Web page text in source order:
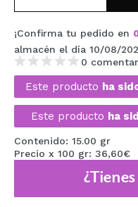
MAQUIFARMA
KOREA ZONE
TRAVEL SIZE
NATURE
OFERTAS
¡HAN VUELTO!
¡Confirma tu pedido en
almacén el día 10/08/
0
Este producto ha
Este producto ha
Contenido: 15.00 gr
Precio x 100 gr: 36,60€